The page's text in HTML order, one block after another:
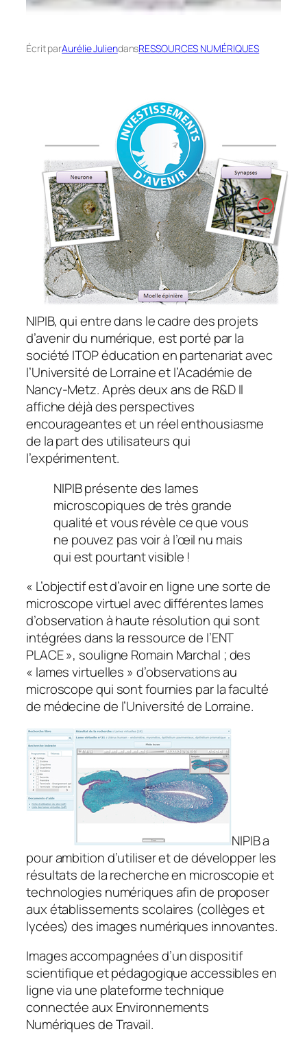
Écrit parAurélie JuliendansRESSOURCES NUMÉRIQUES
NIPIB, qui entre dans le cadre des projets
d’avenir du numérique, est porté par la
société ITOP éducation en partenariat avec
l’Université de Lorraine et l’Académie de
Nancy-Metz. Après deux ans de R&D Il
affiche déjà des perspectives
encourageantes et un réel enthousiasme
de la part des utilisateurs qui
l’expérimentent.
NIPIB présente des lames
microscopiques de très grande
qualité et vous révèle ce que vous
ne pouvez pas voir à l’œil nu mais
qui est pourtant visible !
« L’objectif est d’avoir en ligne une sorte de
microscope virtuel avec différentes lames
d’observation à haute résolution qui sont
intégrées dans la ressource de l’ENT
PLACE», souligne Romain Marchal ; des
« lames virtuelles » d’observations au
microscope qui sont fournies par la faculté
de médecine de l’Université de Lorraine.
NIPIB a
pour ambition d’utiliser et de développer les
résultats de la recherche en microscopie et
technologies numériques afin de proposer
aux établissements scolaires (collèges et
lycées) des images numériques innovantes.
Images accompagnées d’un dispositif
scientifique et pédagogique accessibles en
ligne via une plateforme technique
connectée aux Environnements
Numériques de Travail.